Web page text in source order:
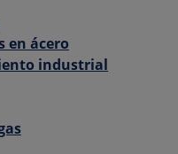
en ácero
industrial